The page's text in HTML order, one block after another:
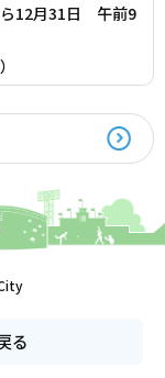
ら12月31日 午前9
る